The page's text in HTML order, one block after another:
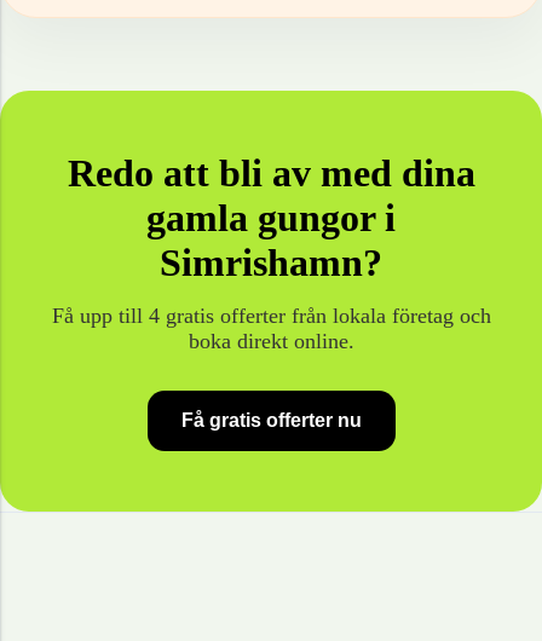
Redo att bli av med dina
gamla gungori
Simrishamn?
Få upp till 4 gratis offerter från lokala företag och
boka direkt online.
Få gratis offerter nu